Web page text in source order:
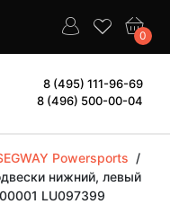
0
8 (495) 111-96-69
8 (496) 500-00-04
Powersports /
нижний, левый
LU097399